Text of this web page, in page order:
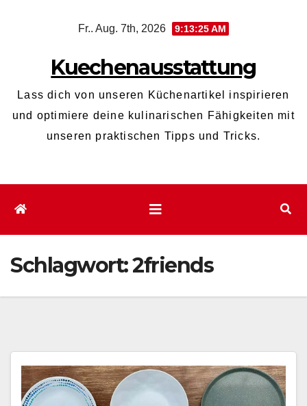
Fr.. Aug. 7th, 2026 9:13:25 AM
Kuechenausstattung
Lass dich von unseren Küchenartikel inspirieren
und optimiere deine kulinarischen Fähigkeiten mit
unseren praktischen Tipps und Tricks.
Schlagwort:2friends